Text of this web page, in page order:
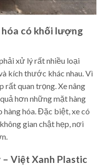
có khối lượng
xử lý rất nhiều loại
kích thước khác nhau. Vì
rất quan trọng. Xe nâng
hơn những mặt hàng
hàng hóa. Đặc biệt, xe có
gian chật hẹp, nơi
Việt Xanh Plastic